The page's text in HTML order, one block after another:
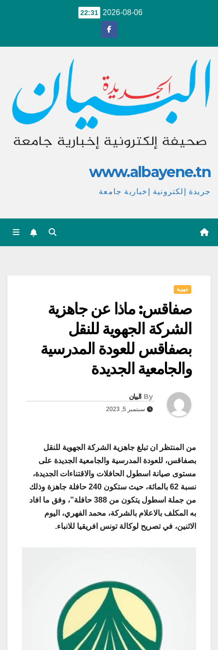
2026-08-06
22:31
www.albayene.tn
جريدة إلكترونية إخبارية جامعة
جهوية
صفاقس: ماذا عن جاهزية
الشركة الجهوية للنقل
بصفاقس للعودة المدرسية
والجامعية الجديدة
By البيان
سبتمبر 5, 2023
من المنتظر ان تبلغ جاهزية الشركة الجهوية للنقل
بصفاقس، للعودة المدرسية والجامعية الجديدة على
مستوى صيانة اسطول الحافلات والاقتناءات الجديدة،
نسبة 62 بالمائة، حيث ستكون 240 حافلة جاهزة وذلك
من جملة اسطول يتكون من 388 حافلة”، وفق ما افاد
به المكلف بالاعلام بالشركة، محمد الفهري، اليوم
الاثنين، في تصريح لوكالة تونس افريقيا للانباء.